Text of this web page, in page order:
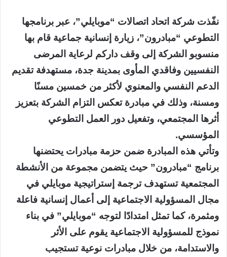
نفّذت شركة اتحاد اتصالات “موبايلي”، عبر برنامجها
التطوعي “مبادرون”، زيارة إنسانية جماعية قام بها
منسوبو الشركة إلى وقف داركم لرعاية المرضى
النفسيين وفاقدي المأوى بمدينة جدة، مستهدفة تقديم
الدعم النفسي والمعنوي لأكثر من خمسين مسنًا
ومسنة، وذلك في مبادرة تعكس التزام الشركة بتعزيز
أثرها المجتمعي، وتفعيل دور العمل التطوعي
المؤسسي.
وتأتي هذه المبادرة ضمن حزمة مبادرات يحتضنها
برنامج “مبادرون” حيث يتضمن مجموعة من الأنشطة
المجتمعية تستهدف ترجمة إستراتيجية موبايلي في
مجال المسؤولية الاجتماعية إلى أعمال إنسانية فاعلة
ومثمرة، كما تمثل امتدادًا لتوجه “موبايلي” في بناء
نموذج للمسؤولية الاجتماعية يقوم على الأثر
والاستدامة، من خلال مبادرات نوعية تستجيب